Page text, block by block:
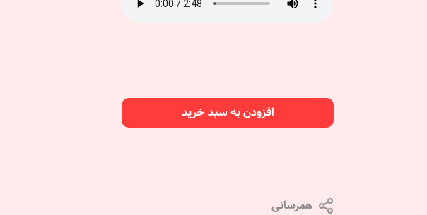
افزودن به سبد خرید
همرسانی